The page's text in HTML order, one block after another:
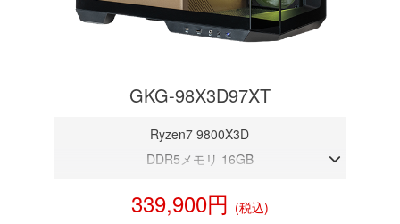
GKG-98X3D97XT
Ryzen7 9800X3D
DDR5メモリ 16GB
NVMeSSD 1TB
339,900円 (税込)